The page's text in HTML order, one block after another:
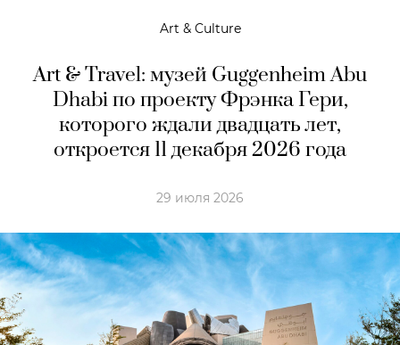
Art & Culture
Art & Travel: музей Guggenheim Abu
Dhabi по проекту Фрэнка Гери,
которого ждали двадцать лет,
откроется 11 декабря 2026 года
29 июля 2026